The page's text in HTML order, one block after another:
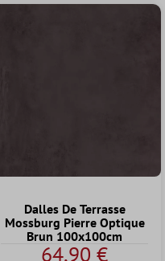
Dalles De Terrasse
Mossburg Pierre Optique
Brun 100x100cm
64,90 €